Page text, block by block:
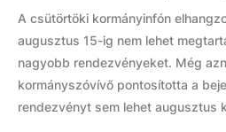
A csütörtöki kormányinfón
augusztus 15-ig nem lehet
nagyobb rendezvényeket. Még
kormányszóvívő pontosította a
rendezvényt sem lehet augusztus